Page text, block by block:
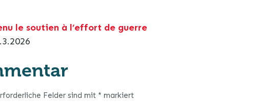
le soutien à l’effort de guerre
Felder sind mit * markiert